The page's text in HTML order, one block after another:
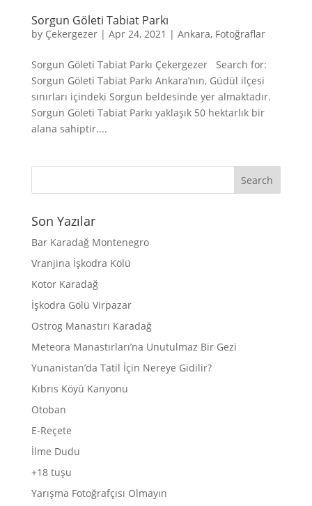
Sorgun Göleti Tabiat Parkı
by Çekergezer| Apr 24, 2021 | Ankara, Fotoğraflar
Sorgun Göleti Tabiat Parkı Çekergezer Search for:
Sorgun Göleti Tabiat Parkı Ankara’nın, Güdül ilçesi
sınırları içindeki Sorgun beldesinde yer almaktadır.
Sorgun Göleti Tabiat Parkı yaklaşık 50 hektarlık bir
alana sahiptir....
Son Yazılar
Bar Karadağ Montenegro
Vranjina İşkodra Kölü
Kotor Karadağ
İşkodra Gölü Virpazar
Ostrog Manastırı Karadağ
Meteora Manastırları’na Unutulmaz Bir Gezi
Yunanistan’da Tatil İçin Nereye Gidilir?
Kıbrıs Köyü Kanyonu
Otoban
E-Reçete
İlme Dudu
+18 tuşu
Yarışma Fotoğrafçısı Olmayın